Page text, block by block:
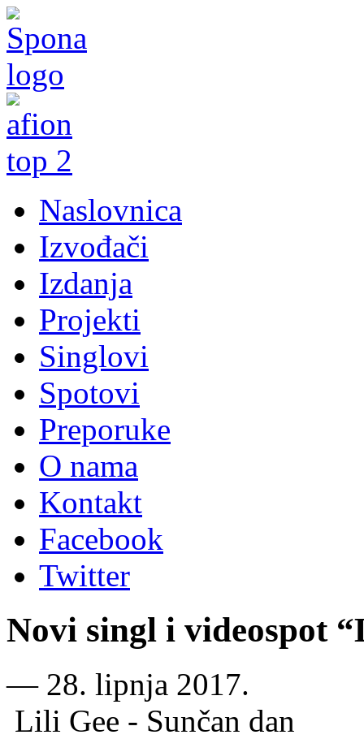
Naslovnica
Izvođači
Izdanja
Projekti
Singlovi
Spotovi
Preporuke
O nama
Kontakt
Facebook
Twitter
Novi singl i videospot
― 28. lipnja 2017.
Lili Gee - Sunčan dan